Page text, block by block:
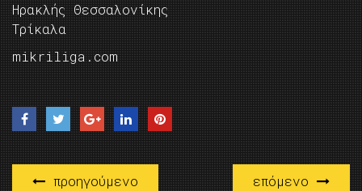
Ηρακλής Θεσσαλονίκης
Τρίκαλα
mikriliga.com
προηγούμενο επόμενο